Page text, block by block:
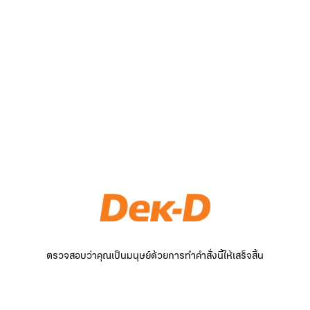
ตรวจสอบว่าคุณเป็นมนุษย์ด้วยการทำคำสั่งนี้ให้เสร็จสิ้น